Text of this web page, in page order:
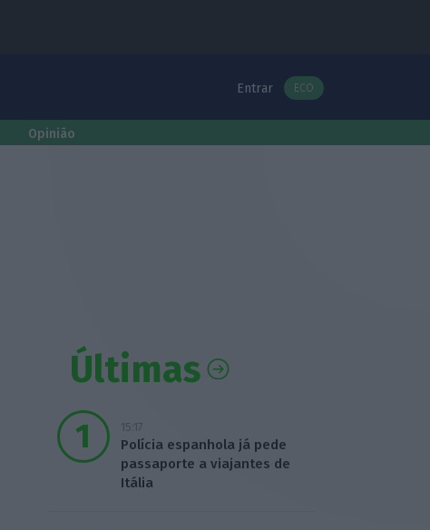
Entrar ECO
Opinião
Últimas
15:17
Polícia espanhola já pede
passaporte a viajantes de
Itália